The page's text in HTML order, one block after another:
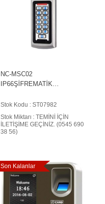
NC-MSC02
IP66ŞİFREMATİK
Stok Kodu : ST07982
Stok Miktarı : TEMİNİ İÇİN
İLETİŞİME GEÇİNİZ. (0545 690
38 56)
Son Kalanlar